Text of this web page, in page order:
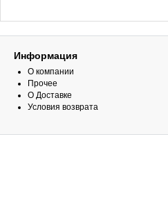
Информация
О компании
Прочее
О Доставке
Условия возврата